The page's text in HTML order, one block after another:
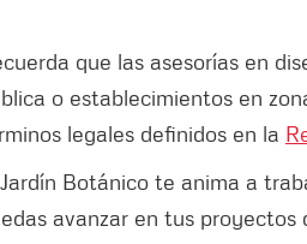
que las asesorías en
o establecimientos en
legales definidos en la
Botánico te anima a
avanzar en tus